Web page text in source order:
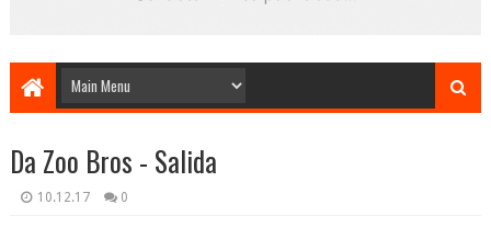
Da Zoo Bros - Salida
10.12.17 0